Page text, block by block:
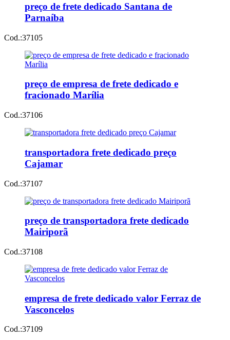
preço de frete dedicado Santana de
Parnaíba
Cod.:37105
preço de empresa de frete dedicado e
fracionado Marília
Cod.:37106
transportadora frete dedicado preço
Cajamar
Cod.:37107
preço de transportadora frete dedicado
Mairiporã
Cod.:37108
empresa de frete dedicado valor Ferraz de
Vasconcelos
Cod.:37109